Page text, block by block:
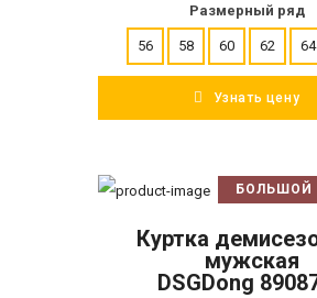
Размерный ряд
56 58 60 62 64
Узнать цену
БОЛЬШОЙ
ПОДРОБНЕЕ
В корзину
Куртка
мужская
DSGDong